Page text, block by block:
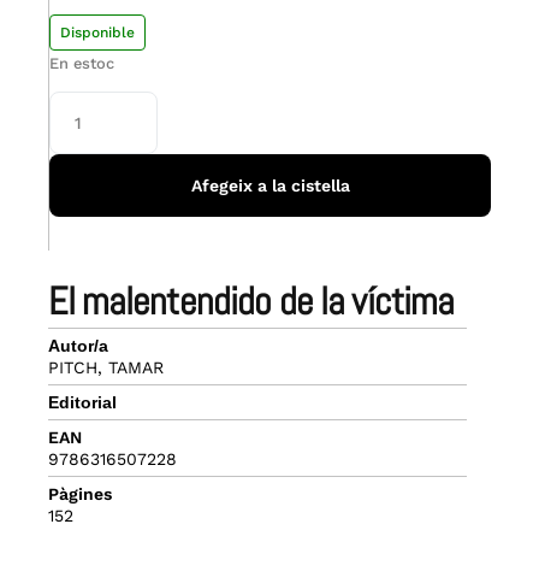
el malentendido de la víctima
Autor/a
PITCH, TAMAR
Editorial
EAN
9786316507228
Pàgines
152
Disponible
En estoc
Afegeix a la cistella